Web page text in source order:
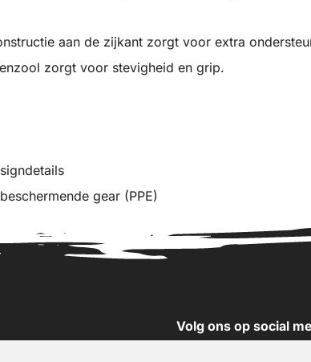
aan de zijkant zorgt voor extra
zorgt voor stevigheid en grip.
gear (PPE)
Volg ons op social